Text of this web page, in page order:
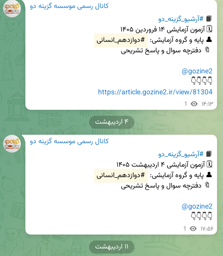
کانال رسمی موسسه گزینه دو
📙 #آرشیو_گزینه_دو
👤 پایه و گروه آزمایشی: #دوازدهم_انسانی
@gozine2
👇👇👇👇
https://article.gozine2.ir/view/81304
1 ۱۴:۱۳
کانال رسمی موسسه گزینه دو
📙 #آرشیو_گزینه_دو
👤 پایه و گروه آزمایشی: #دوازدهم_انسانی
@gozine2
👇👇👇👇
1 ۱۷:۵۶
۴ اردیبهشت
۱۱ اردیبهشت